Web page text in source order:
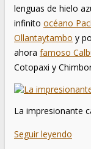
lenguas de hielo
infinito océano
Ollantaytambo y
ahora famoso
Cotopaxi y
La impresionante
Seguir leyendo